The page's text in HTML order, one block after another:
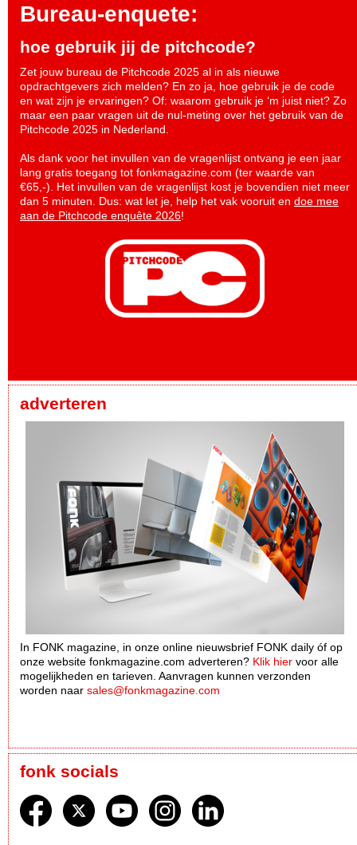
Bureau-enquete:
hoe gebruik jij de pitchcode?
Zet jouw bureau de Pitchcode 2025 al in als nieuwe
opdrachtgevers zich melden? En zo ja, hoe gebruik je de code
en wat zijn je ervaringen? Of: waarom gebruik je ‘m juist niet? Zo
maar een paar vragen uit de nul-meting over het gebruik van de
Pitchcode 2025 in Nederland.
Als dank voor het invullen van de vragenlijst ontvang je een jaar
lang gratis toegang tot fonkmagazine.com (ter waarde van
€65,-). Het invullen van de vragenlijst kost je bovendien niet meer
dan 5 minuten. Dus: wat let je, help het vak vooruit en doe mee
aan de Pitchcode enquête 2026!
adverteren
In FONK magazine, in onze online nieuwsbrief FONK daily óf op
onze website fonkmagazine.com adverteren? Klik hier voor alle
mogelijkheden en tarieven. Aanvragen kunnen verzonden
worden naar sales@fonkmagazine.com
fonk socials